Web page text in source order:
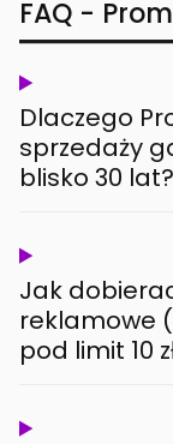
FAQ -
Dlaczego
sprzedaży
blisko 30 lat?
Jak
reklamowe
pod limit 10